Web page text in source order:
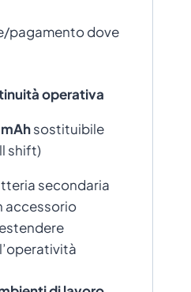
pagamento dove
operativa
sostituibile
shift)
secondaria
accessorio